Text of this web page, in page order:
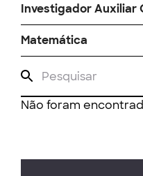
Investigador Auxiliar
Matemática
Não foram